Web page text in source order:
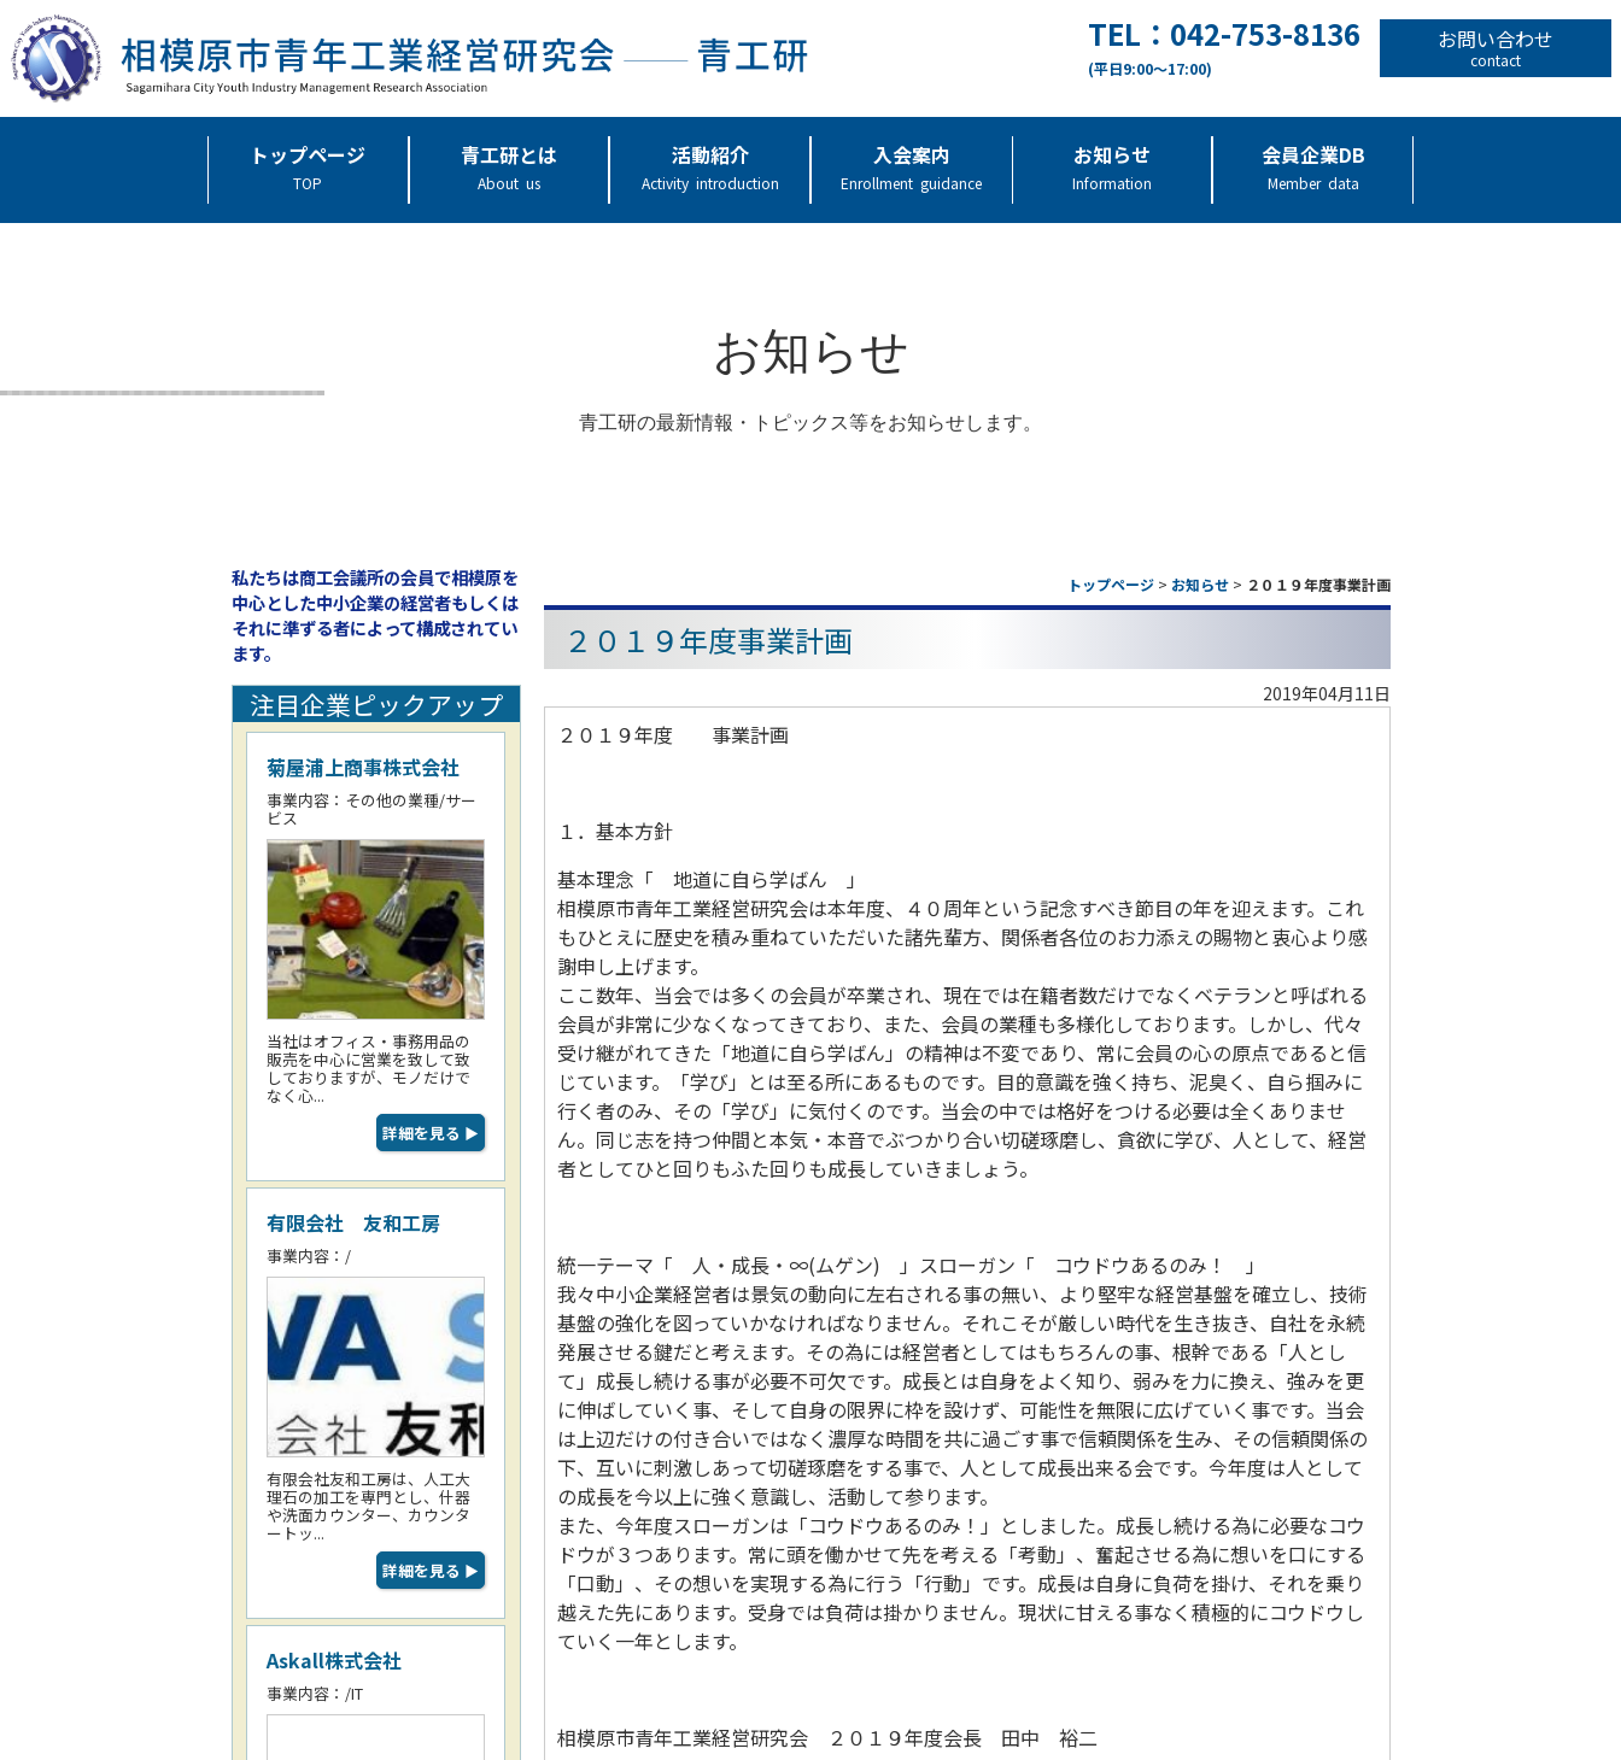
TEL：042-753-8136
(平日9:00～17:00)
お問い合わせ
contact
トップページ
TOP
青工研とは
About us
活動紹介
Activity introduction
入会案内
Enrollment guidance
お知らせ
Information
会員企業DB
Member data
お知らせ
青工研の最新情報・トピックス等をお知らせします。
私たちは商工会議所の会員で相模原を
中心とした中小企業の経営者もしくは
それに準ずる者によって構成されてい
ます。
注目企業ピックアップ
菊屋浦上商事株式会社
事業内容：その他の業種/サー
ビス
当社はオフィス・事務用品の
販売を中心に営業を致して致
しておりますが、モノだけで
なく心...
詳細を見る ▶
有限会社 友和工房
事業内容：/
有限会社友和工房は、人工大
理石の加工を専門とし、什器
や洗面カウンター、カウンタ
ートッ...
詳細を見る ▶
Askall株式会社
事業内容：/IT
トップページ> お知らせ> ２０１９年度事業計画
２０１９年度事業計画
2019年04月11日
２０１９年度 事業計画
１．基本方針
基本理念「 地道に自ら学ばん 」
相模原市青年工業経営研究会は本年度、４０周年という記念すべき節目の年を迎えます。これ
もひとえに歴史を積み重ねていただいた諸先輩方、関係者各位のお力添えの賜物と衷心より感
謝申し上げます。
ここ数年、当会では多くの会員が卒業され、現在では在籍者数だけでなくベテランと呼ばれる
会員が非常に少なくなってきており、また、会員の業種も多様化しております。しかし、代々
受け継がれてきた「地道に自ら学ばん」の精神は不変であり、常に会員の心の原点であると信
じています。「学び」とは至る所にあるものです。目的意識を強く持ち、泥臭く、自ら掴みに
行く者のみ、その「学び」に気付くのです。当会の中では格好をつける必要は全くありませ
ん。同じ志を持つ仲間と本気・本音でぶつかり合い切磋琢磨し、貪欲に学び、人として、経営
者としてひと回りもふた回りも成長していきましょう。
統一テーマ「 人・成長・∞(ムゲン) 」スローガン「 コウドウあるのみ！ 」
我々中小企業経営者は景気の動向に左右される事の無い、より堅牢な経営基盤を確立し、技術
基盤の強化を図っていかなければなりません。それこそが厳しい時代を生き抜き、自社を永続
発展させる鍵だと考えます。その為には経営者としてはもちろんの事、根幹である「人とし
て」成長し続ける事が必要不可欠です。成長とは自身をよく知り、弱みを力に換え、強みを更
に伸ばしていく事、そして自身の限界に枠を設けず、可能性を無限に広げていく事です。当会
は上辺だけの付き合いではなく濃厚な時間を共に過ごす事で信頼関係を生み、その信頼関係の
下、互いに刺激しあって切磋琢磨をする事で、人として成長出来る会です。今年度は人として
の成長を今以上に強く意識し、活動して参ります。
また、今年度スローガンは「コウドウあるのみ！」としました。成長し続ける為に必要なコウ
ドウが３つあります。常に頭を働かせて先を考える「考動」、奮起させる為に想いを口にする
「口動」、その想いを実現する為に行う「行動」です。成長は自身に負荷を掛け、それを乗り
越えた先にあります。受身では負荷は掛かりません。現状に甘える事なく積極的にコウドウし
ていく一年とします。
相模原市青年工業経営研究会 ２０１９年度会長 田中 裕二